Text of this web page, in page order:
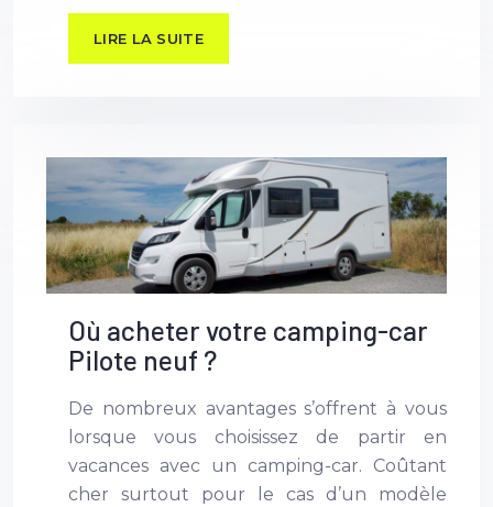
LIRE LA SUITE
Où acheter votre camping-car
Pilote neuf ?
De nombreux avantages s’offrent à vous
lorsque vous choisissez de partir en
vacances avec un camping-car. Coûtant
cher surtout pour le cas d’un modèle